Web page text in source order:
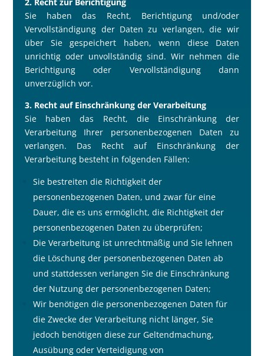
Sie haben das Recht, Berichtigung und/oder
Vervollständigung der Daten zu verlangen, die wir
über Sie gespeichert haben, wenn diese Daten
unrichtig oder unvollständig sind. Wir nehmen die
Berichtigung oder Vervollständigung dann
unverzüglich vor.
3. Recht auf Einschränkung der Verarbeitung
Sie haben das Recht, die Einschränkung der
Verarbeitung Ihrer personenbezogenen Daten zu
verlangen. Das Recht auf Einschränkung der
Verarbeitung besteht in folgenden Fällen:
Sie bestreiten die Richtigkeit der
personenbezogenen Daten, und zwar für eine
Dauer, die es uns ermöglicht, die Richtigkeit der
personenbezogenen Daten zu überprüfen;
Die Verarbeitung ist unrechtmäßig und Sie lehnen
die Löschung der personenbezogenen Daten ab
und stattdessen verlangen Sie die Einschränkung
der Nutzung der personenbezogenen Daten;
Wir benötigen die personenbezogenen Daten für
die Zwecke der Verarbeitung nicht länger, Sie
jedoch benötigen diese zur Geltendmachung,
Ausübung oder Verteidigung von